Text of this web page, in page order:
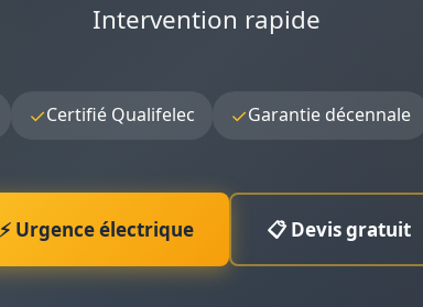
Intervention rapide
✓Certifié Qualifelec ✓Garantie décennale
⚡ Urgence électrique 📋 Devis gratuit